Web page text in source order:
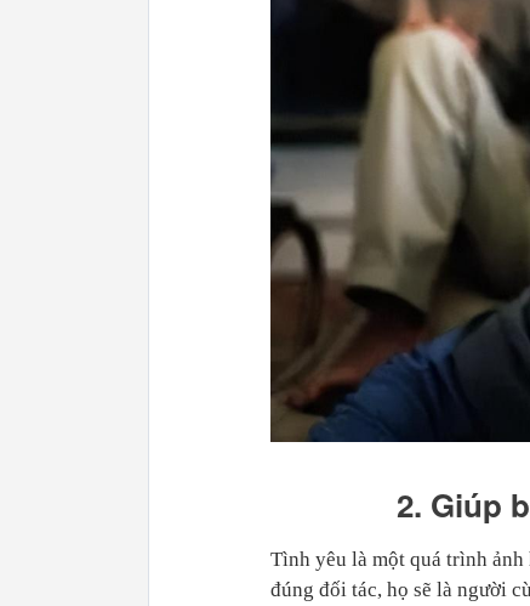
2. Giúp
Tình yêu là một quá trình
đúng đối tác, họ sẽ là người